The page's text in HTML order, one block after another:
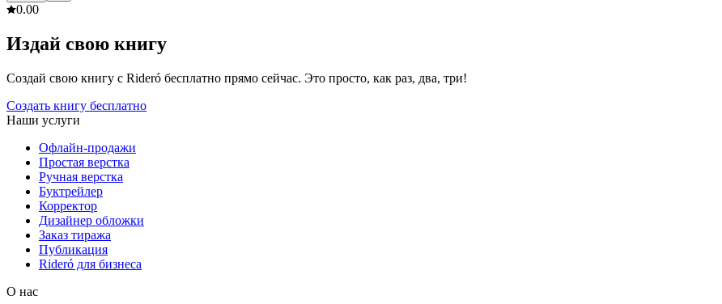
0.00
Издай свою книгу
Создай свою книгу с Rideró бесплатно прямо сейчас. Это просто, как раз, два, три!
Создать книгу бесплатно
Наши услуги
Офлайн-продажи
Простая верстка
Ручная верстка
Буктрейлер
Корректор
Дизайнер обложки
Заказ тиража
Публикация
Rideró для бизнеса
О нас